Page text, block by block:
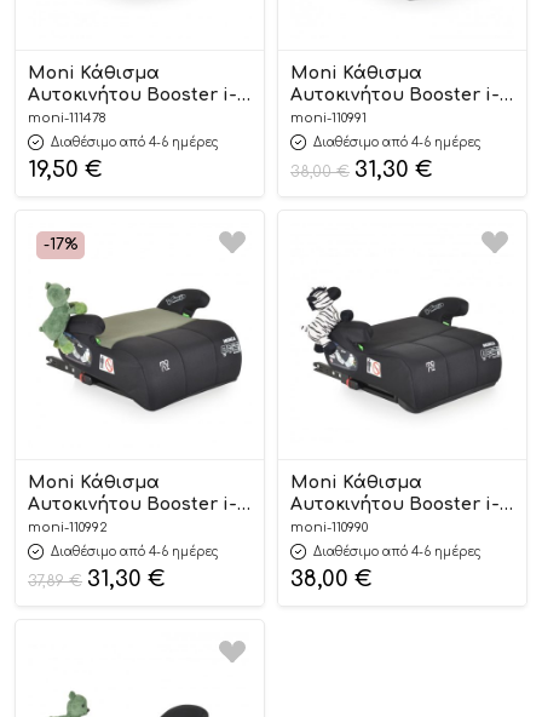
Moni Κάθισμα
Αυτοκινήτου Booster i-
Size Jet Dark Grey 125-
150cm 3801005152162
moni-111478
Διαθέσιμο από 4-6 ημέρες
19,50 €
Moni Κάθισμα
Αυτοκινήτου Booster i-
Size Isofix Monza Grey
125-150cm 3801005151530
moni-110991
Διαθέσιμο από 4-6 ημέρες
38,00€ 31,30 €
-17%
Moni Κάθισμα
Αυτοκινήτου Booster i-
Size Isofix Monza Green
125-150cm 3801005151936
moni-110992
Διαθέσιμο από 4-6 ημέρες
37,89€ 31,30 €
Moni Κάθισμα
Αυτοκινήτου Booster i-
Size Isofix Monza Black
125-150cm 3801005151523
moni-110990
Διαθέσιμο από 4-6 ημέρες
38,00 €